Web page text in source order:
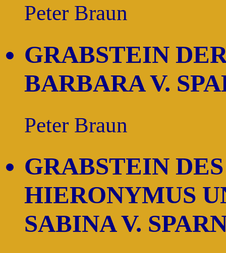
Peter Braun
GRABSTEIN
BARBARA V.
Peter Braun
GRABSTEIN
HIERONYMUS
SABINA V.